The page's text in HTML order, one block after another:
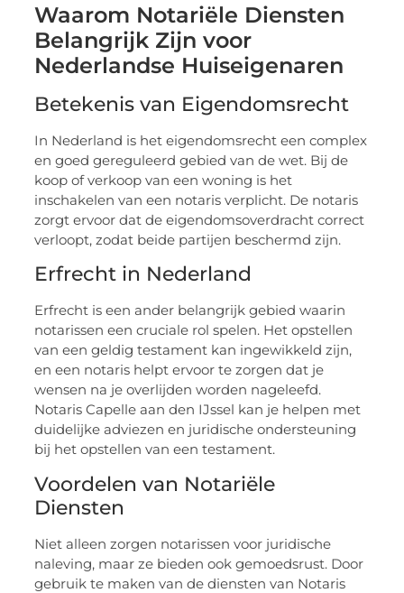
Waarom Notariële Diensten
Belangrijk Zijn voor
Nederlandse Huiseigenaren
Betekenis van Eigendomsrecht
In Nederland is het eigendomsrecht een complex
en goed gereguleerd gebied van de wet. Bij de
koop of verkoop van een woning is het
inschakelen van een notaris verplicht. De notaris
zorgt ervoor dat de eigendomsoverdracht correct
verloopt, zodat beide partijen beschermd zijn.
Erfrecht in Nederland
Erfrecht is een ander belangrijk gebied waarin
notarissen een cruciale rol spelen. Het opstellen
van een geldig testament kan ingewikkeld zijn,
en een notaris helpt ervoor te zorgen dat je
wensen na je overlijden worden nageleefd.
Notaris Capelle aan den IJssel kan je helpen met
duidelijke adviezen en juridische ondersteuning
bij het opstellen van een testament.
Voordelen van Notariële
Diensten
Niet alleen zorgen notarissen voor juridische
naleving, maar ze bieden ook gemoedsrust. Door
gebruik te maken van de diensten van Notaris